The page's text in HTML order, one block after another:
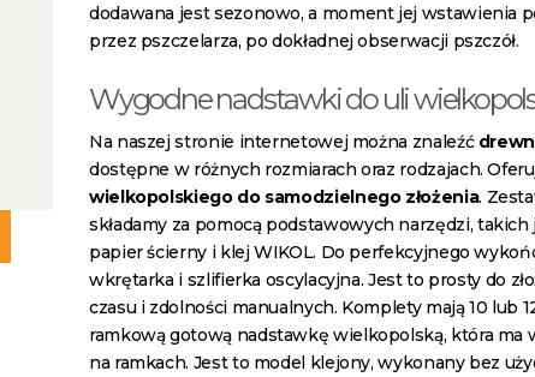
dodawana jest sezonowo, a moment jej wstawienia
przez pszczelarza, po dokładnej obserwacji pszczół.
Wygodne nadstawki do uli
Na naszej stronie internetowej można znaleźć
dostępne w różnych rozmiarach oraz rodzajach.
wielkopolskiego do samodzielnego złożenia.
składamy za pomocą podstawowych narzędzi,
papier ścierny i klej WIKOL. Do perfekcyjnego
wkrętarka i szlifierka oscylacyjna. Jest to prosty do
czasu i zdolności manualnych. Komplety mają 10 lub
ramkową gotową nadstawkę wielkopolską, która ma
na ramkach. Jest to model klejony, wykonany bez